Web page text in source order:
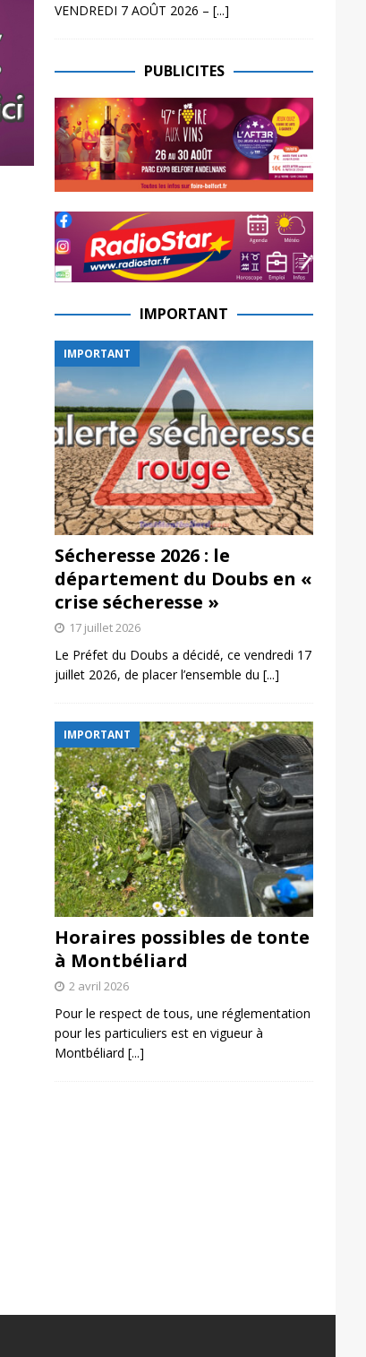
VENDREDI 7 AOÛT 2026 – [...]
PUBLICITES
IMPORTANT
IMPORTANT
Sécheresse 2026 : le
département du Doubs en «
crise sécheresse »
17 juillet 2026
Le Préfet du Doubs a décidé, ce vendredi 17
juillet 2026, de placer l’ensemble du [...]
IMPORTANT
Horaires possibles de tonte
à Montbéliard
2 avril 2026
Pour le respect de tous, une réglementation
pour les particuliers est en vigueur à
Montbéliard [...]